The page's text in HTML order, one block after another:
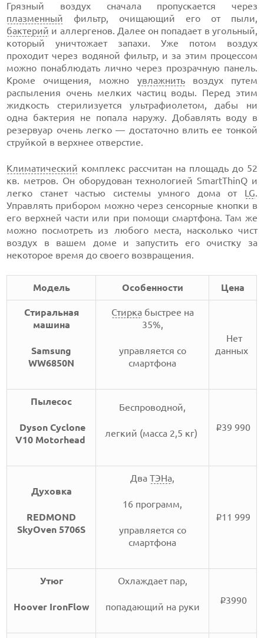
Грязный воздух сначала пропускается через
плазменный фильтр, очищающий его от пыли,
бактерий и аллергенов. Далее он попадает в угольный,
который уничтожает запахи. Уже потом воздух
проходит через водяной фильтр, и за этим процессом
можно понаблюдать лично через прозрачную панель.
Кроме очищения, можно увлажнитьвоздух путем
распыления очень мелких частиц воды. Перед этим
жидкость стерилизуется ультрафиолетом, дабы ни
одна бактерия не попала наружу. Добавлять воду в
резервуар очень легко — достаточно влить ее тонкой
струйкой в верхнее отверстие.
Климатический комплекс рассчитан на площадь до 52
кв. метров. Он оборудован технологией SmartThinQ и
легко станет частью системы умного дома от LG.
Управлять прибором можно через сенсорные кнопки в
его верхней части или при помощи смартфона. Там же
можно посмотреть из любого места, насколько чист
воздух в вашем доме и запустить его очистку за
некоторое время до своего возвращения.
Модель Особенности Цена
Стиральная
машина
Samsung
WW6850N
Стиркабыстрее на
35%,
управляется со
смартфона
Нет
данных
Пылесос
Dyson Cyclone
V10 Motorhead
Беспроводной,
легкий (масса 2,5 кг)
i39 990
Духовка
REDMOND
SkyOven 5706S
ДваТЭНа,
16 программ,
управляется со
смартфона
i11 999
Утюг
Hoover IronFlow
Охлаждает пар,
попадающий на руки
i3990